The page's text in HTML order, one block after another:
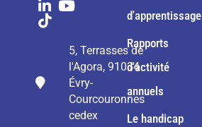
5, Terrasses de
l'Agora, 91034
Évry-
Courcouronnes
cedex
d'apprentissage
Rapports
d'activité
annuels
Le handicap